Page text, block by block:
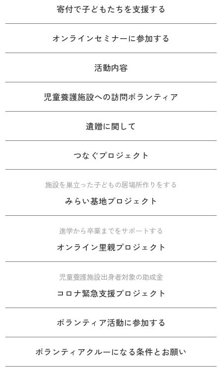
寄付で子どもたちを支援する
オンラインセミナーに参加する
活動内容
児童養護施設への訪問ボランティア
遺贈に関して
つなぐプロジェクト
施設を巣立った子どもの居場所作りをする
みらい基地プロジェクト
進学から卒業までをサポートする
オンライン里親プロジェクト
児童養護施設出身者対象の助成金
コロナ緊急支援プロジェクト
ボランティア活動に参加する
ボランティアクルーになる条件とお願い